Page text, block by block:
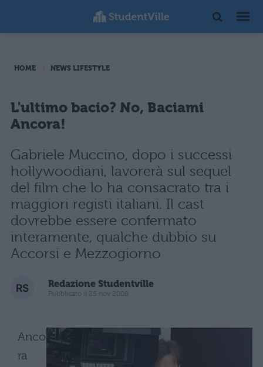
HOME NEWS LIFESTYLE
L'ultimo bacio? No, Baciami
Ancora!
Gabriele Muccino, dopo i successi
hollywoodiani, lavorerà sul sequel
del film che lo ha consacrato tra i
maggiori registi italiani. Il cast
dovrebbe essere confermato
interamente, qualche dubbio su
Accorsi e Mezzogiorno
Redazione Studentville
Pubblicato il 25 nov 2008
Anco
ra